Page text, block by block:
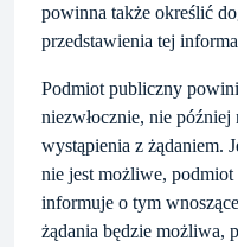
powinna także określić
przedstawienia tej
Podmiot publiczny
niezwłocznie, nie
wystąpienia z żądaniem.
nie jest możliwe,
informuje o tym
żądania będzie możliwa,